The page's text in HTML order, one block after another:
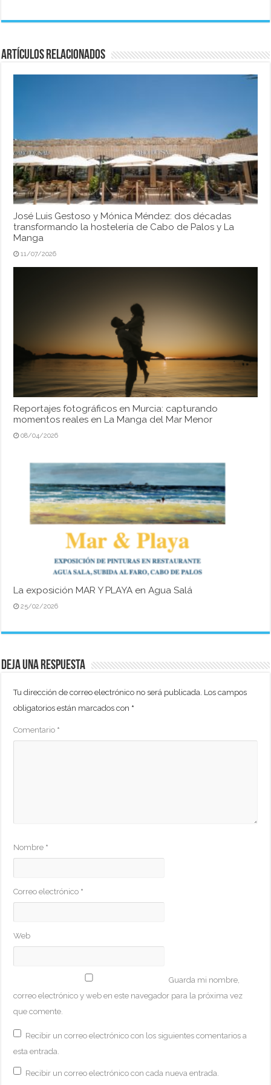
Artículos relacionados
José Luis Gestoso y Mónica Méndez: dos décadas
transformando la hostelería de Cabo de Palos y La
Manga
11/07/2026
Reportajes fotográficos en Murcia: capturando
momentos reales en La Manga del Mar Menor
08/04/2026
La exposición MAR Y PLAYA en Agua Salá
25/02/2026
Deja una respuesta
Tu dirección de correo electrónico no será publicada. Los campos
obligatorios están marcados con *
Comentario *
Nombre *
Correo electrónico *
Web
Guarda mi nombre,
correo electrónico y web en este navegador para la próxima vez
que comente.
Recibir un correo electrónico con los siguientes comentarios a
esta entrada.
Recibir un correo electrónico con cada nueva entrada.